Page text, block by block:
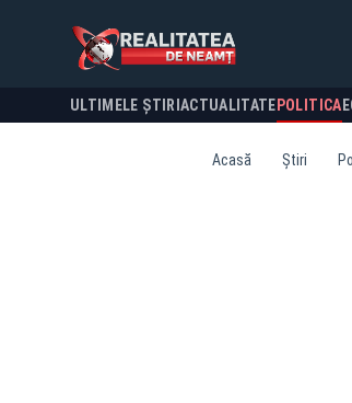
ULTIMELE ȘTIRI ACTUALITATE POLITICA
Acasă Știri